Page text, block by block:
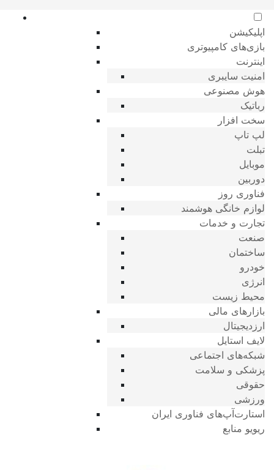
اپلیکیشن
بازی‌های کامپیوتری
اینترنت
امنیت سایبری
هوش مصنوعی
رباتیک
سخت افزار
لپ تاپ
تبلت
موبایل
دوربین
فناوری روز
لوازم خانگی هوشمند
تجارت و خدمات
صنعت
ساختمان
خودرو
انرژی
محیط زیست
بازارهای مالی
ارزدیجیتال
لایف استایل
شبکه‌های اجتماعی
پزشکی و سلامت
حقوقی
ورزشی
استارت‌آپ‌های فناوری ایران
ریویو منابع